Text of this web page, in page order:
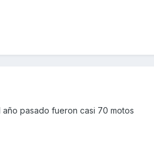
pasado fueron casi 70 motos